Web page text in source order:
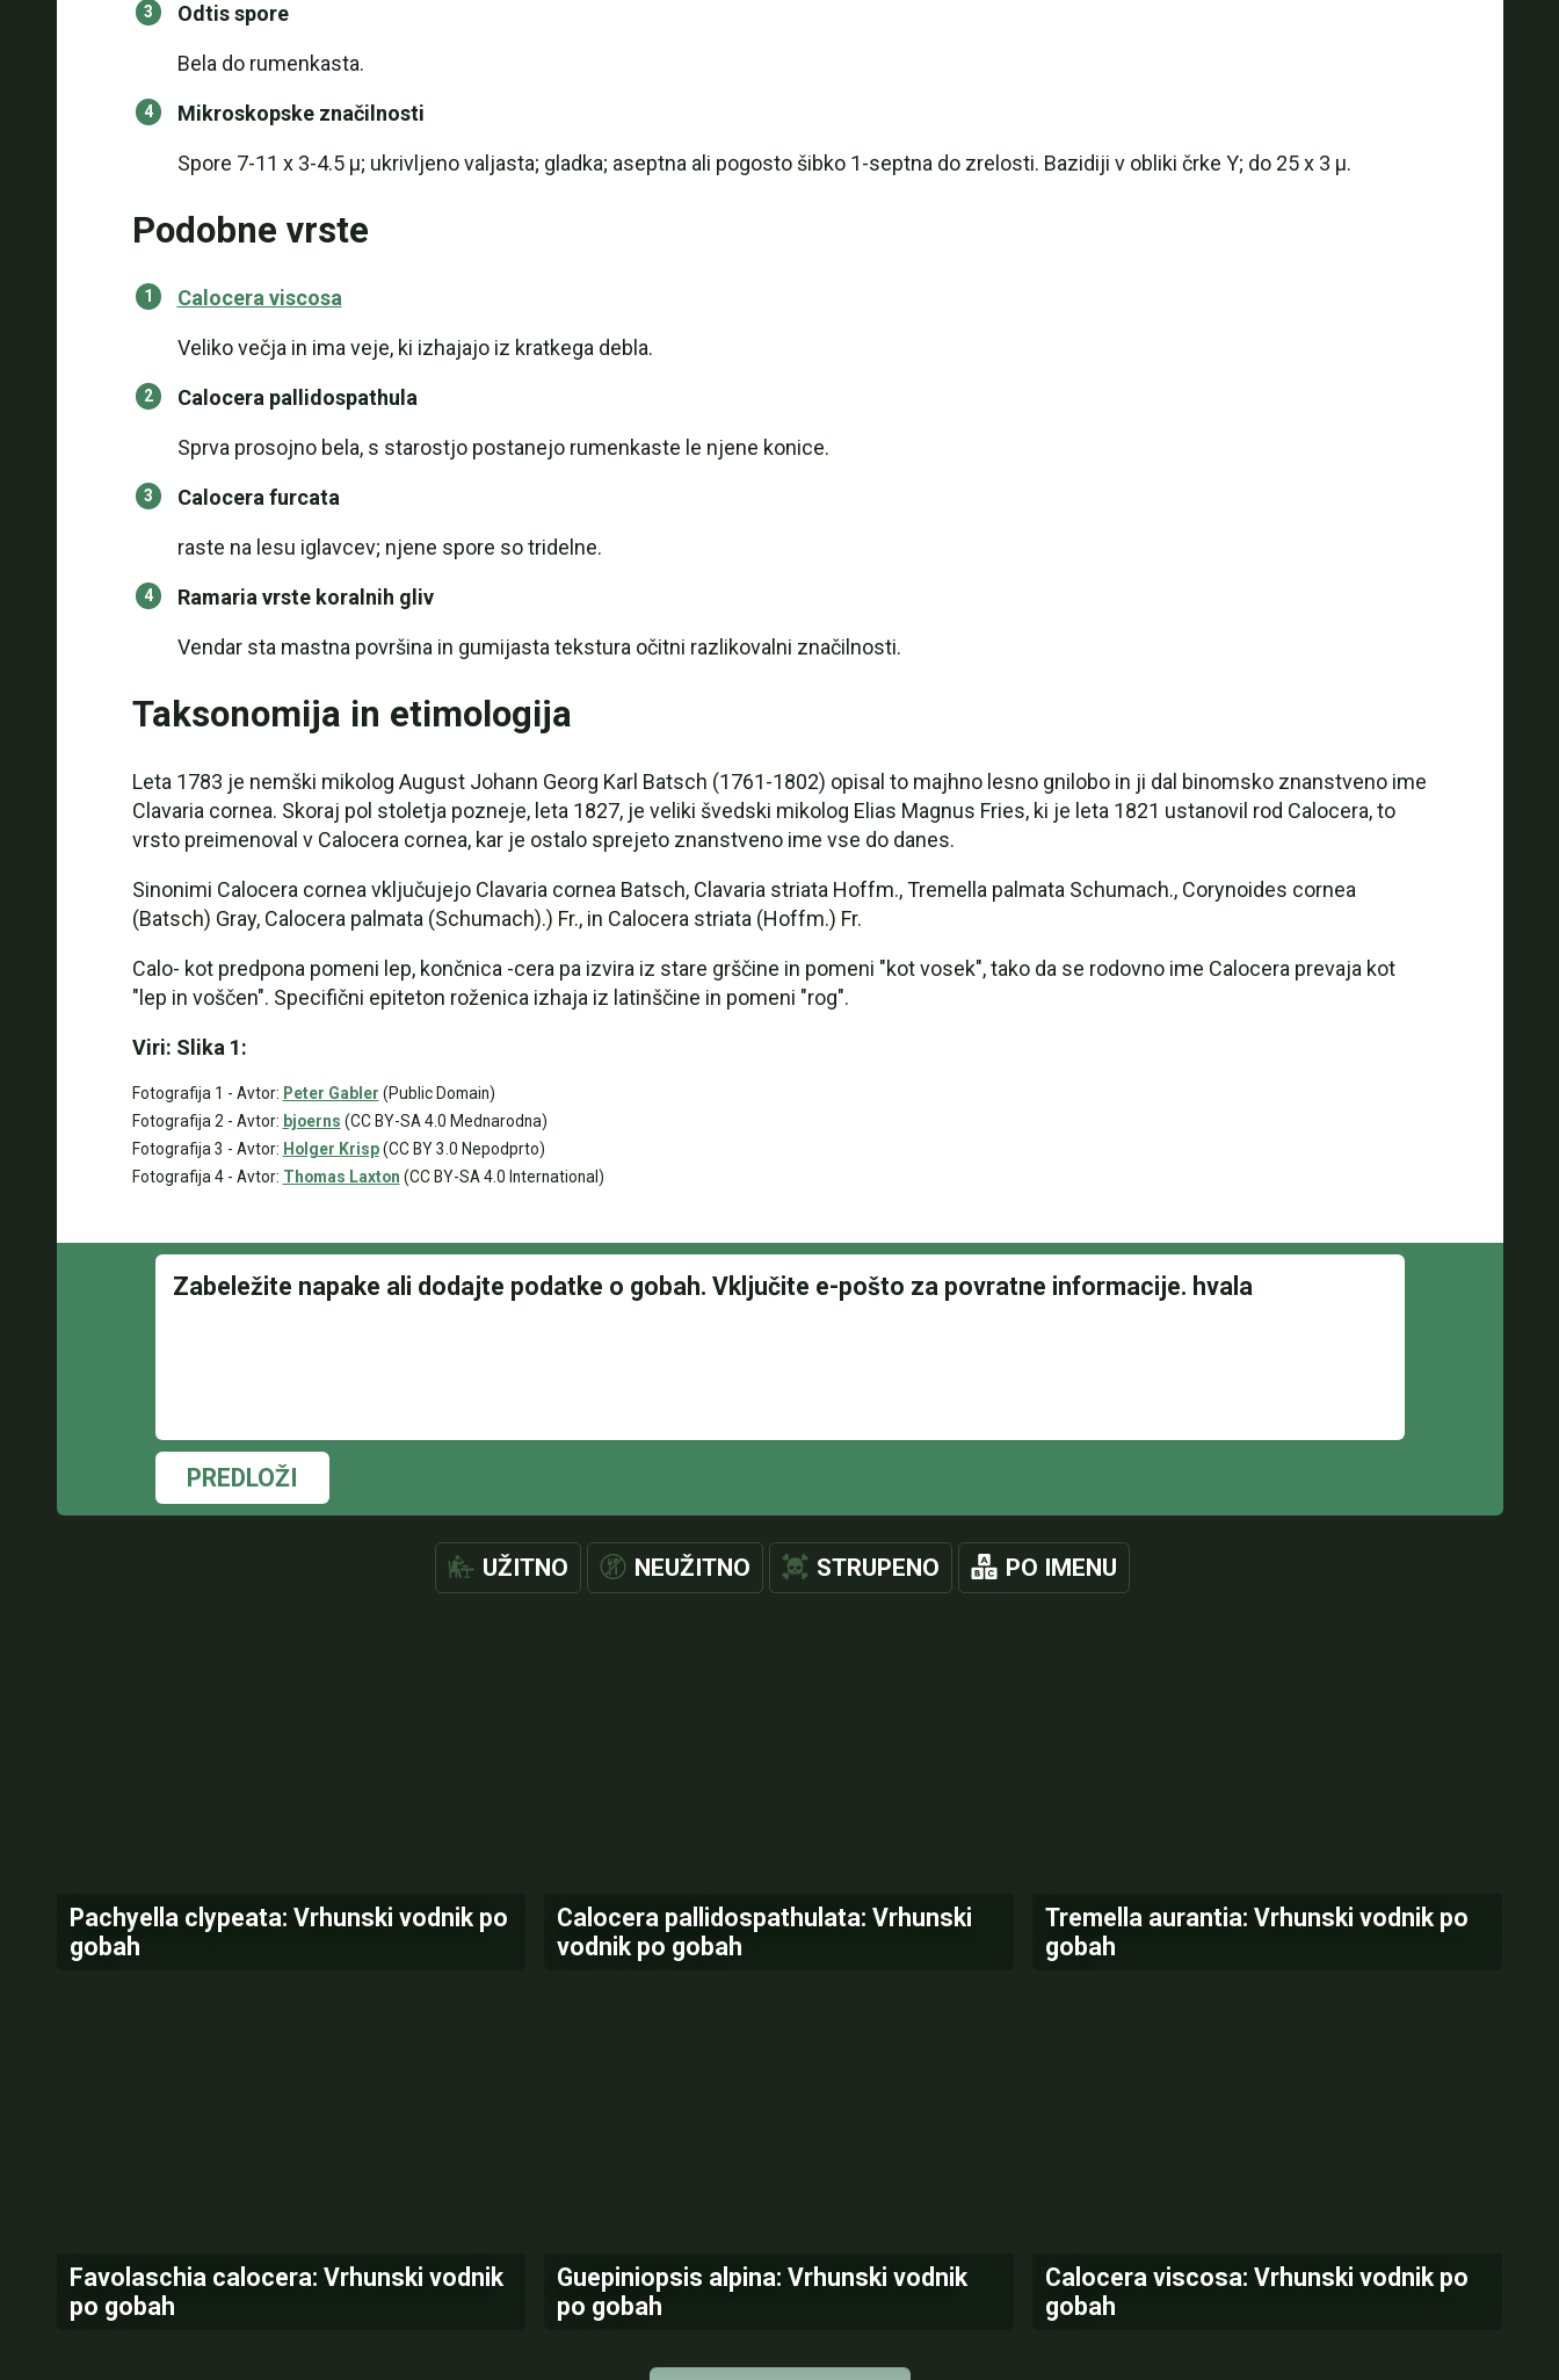
Odtis spore
Bela do rumenkasta.
Mikroskopske značilnosti
Spore 7-11 x 3-4.5 µ; ukrivljeno valjasta; gladka; aseptna ali pogosto šibko 1-septna do zrelosti. Bazidiji v obliki črke Y; do 25 x 3 µ.
Podobne vrste
Calocera viscosa
Veliko večja in ima veje, ki izhajajo iz kratkega debla.
Calocera pallidospathula
Sprva prosojno bela, s starostjo postanejo rumenkaste le njene konice.
Calocera furcata
raste na lesu iglavcev; njene spore so tridelne.
Ramaria vrste koralnih gliv
Vendar sta mastna površina in gumijasta tekstura očitni razlikovalni značilnosti.
Taksonomija in etimologija
Leta 1783 je nemški mikolog August Johann Georg Karl Batsch (1761-1802) opisal to majhno lesno gnilobo in ji dal binomsko znanstveno ime
Clavaria cornea. Skoraj pol stoletja pozneje, leta 1827, je veliki švedski mikolog Elias Magnus Fries, ki je leta 1821 ustanovil rod Calocera, to
vrsto preimenoval v Calocera cornea, kar je ostalo sprejeto znanstveno ime vse do danes.
Sinonimi Calocera cornea vključujejo Clavaria cornea Batsch, Clavaria striata Hoffm., Tremella palmata Schumach., Corynoides cornea
(Batsch) Gray, Calocera palmata (Schumach).) Fr., in Calocera striata (Hoffm.) Fr.
Calo- kot predpona pomeni lep, končnica -cera pa izvira iz stare grščine in pomeni "kot vosek", tako da se rodovno ime Calocera prevaja kot
"lep in voščen". Specifični epiteton roženica izhaja iz latinščine in pomeni "rog".
Viri: Slika 1:
Fotografija 1 - Avtor: Peter Gabler (Public Domain)
Fotografija 2 - Avtor: bjoerns (CC BY-SA 4.0 Mednarodna)
Fotografija 3 - Avtor: Holger Krisp(CC BY 3.0 Nepodprto)
Fotografija 4 - Avtor: Thomas Laxton (CC BY-SA 4.0 International)
PREDLOŽI
UŽITNO NEUŽITNO STRUPENO PO IMENU
Pachyella clypeata: Vrhunski vodnik po
gobah
Calocera pallidospathulata: Vrhunski
vodnik po gobah
Tremella aurantia: Vrhunski vodnik po
gobah
Favolaschia calocera: Vrhunski vodnik
po gobah
Guepiniopsis alpina: Vrhunski vodnik
po gobah
Calocera viscosa: Vrhunski vodnik po
gobah